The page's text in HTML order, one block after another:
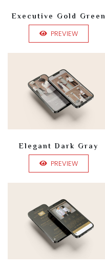
Executive Gold Green
PREVIEW
Elegant Dark Gray
PREVIEW